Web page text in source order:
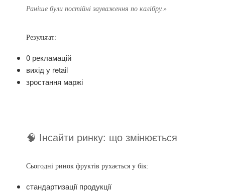
Раніше були постійні зауваження по калібру.»
Результат:
0 рекламацій
вихід у retail
зростання маржі
🧠 Інсайти ринку: що змінюється
Сьогодні ринок фруктів рухається у бік:
стандартизації продукції